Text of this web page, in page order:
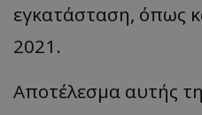
εγκατάσταση, όπως
2021.
Αποτέλεσμα αυτής